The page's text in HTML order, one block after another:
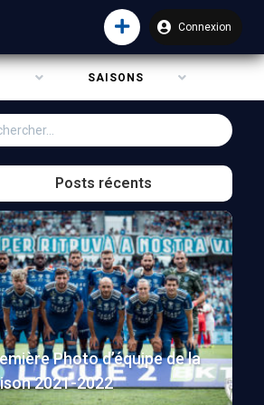
Connexion
SAISONS
Simei Ihily
:
Posts récents
Photo d’équipe de la
2021-2022